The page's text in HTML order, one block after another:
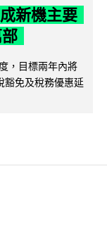
新機主要
，目標兩年內將
豁免及稅務優惠延